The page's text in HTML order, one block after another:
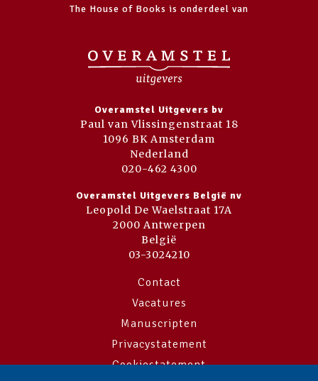
The House of Books is onderdeel van
Overamstel Uitgevers bv
Paul van Vlissingenstraat 18
1096 BK Amsterdam
Nederland
020-462 4300
Overamstel Uitgevers België nv
Leopold De Waelstraat 17A
2000 Antwerpen
België
03-3024210
Contact
Vacatures
Manuscripten
Privacystatement
Cookiestatement